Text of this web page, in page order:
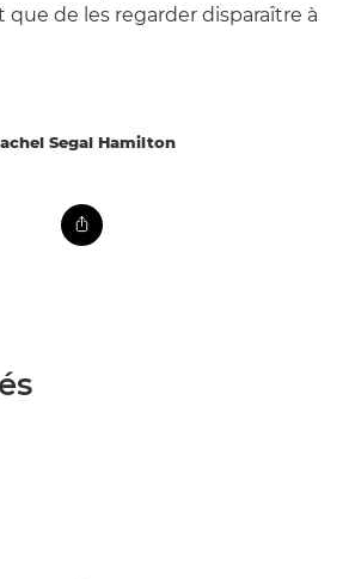
de les regarder disparaître à
Segal Hamilton